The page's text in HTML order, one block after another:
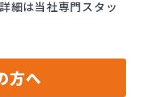
細は当社専門スタッ
方へ